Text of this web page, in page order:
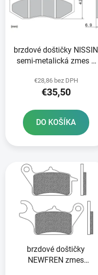
d
s
p
brzdové doštičky NISSIN
semi-metalická zmes 2
€28,86 bez DPH
€35,50
DO KOŠÍKA
brzdové doštičky
NEWFREN zmes